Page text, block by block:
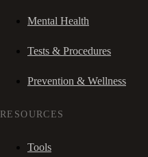
Mental Health
Tests & Procedures
Prevention & Wellness
RESOURCES
Tools